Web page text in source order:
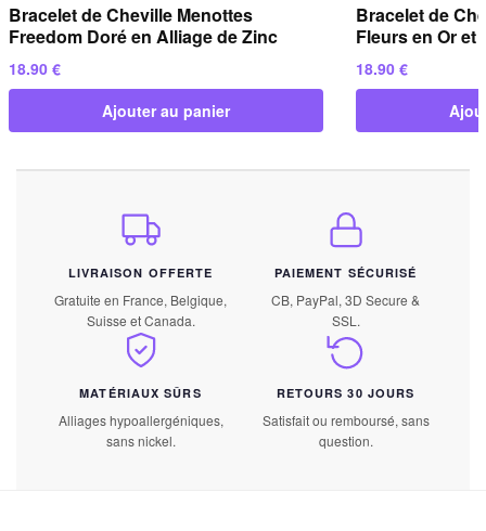
Bracelet de Cheville Menottes
Freedom Doré en Alliage de Zinc
18.90 €
Ajouter au panier
Bracelet de
Fleurs en Or et
18.90 €
LIVRAISON OFFERTE
Gratuite en France, Belgique,
Suisse et Canada.
PAIEMENT SÉCURISÉ
CB, PayPal, 3D Secure &
SSL.
MATÉRIAUX SÛRS
Alliages hypoallergéniques,
sans nickel.
RETOURS 30 JOURS
Satisfait ou remboursé, sans
question.